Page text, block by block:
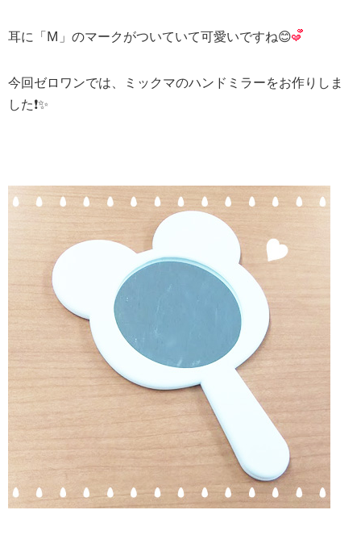
耳に「M」のマークがついていて可愛いですね😊
今回ゼロワンでは、ミックマのハンドミラーをお作りしま
した❗️✨